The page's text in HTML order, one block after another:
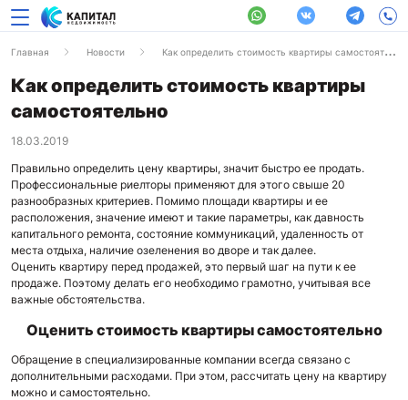
Главная Новости Как определить стоимость квартиры самостоятельно
Как определить стоимость квартиры
самостоятельно
18.03.2019
Правильно определить цену квартиры, значит быстро ее продать.
Профессиональные риелторы применяют для этого свыше 20
разнообразных критериев. Помимо площади квартиры и ее
расположения, значение имеют и такие параметры, как давность
капитального ремонта, состояние коммуникаций, удаленность от
места отдыха, наличие озеленения во дворе и так далее.
Оценить квартиру перед продажей, это первый шаг на пути к ее
продаже. Поэтому делать его необходимо грамотно, учитывая все
важные обстоятельства.
Оценить стоимость квартиры самостоятельно
Обращение в специализированные компании всегда связано с
дополнительными расходами. При этом, рассчитать цену на квартиру
можно и самостоятельно.